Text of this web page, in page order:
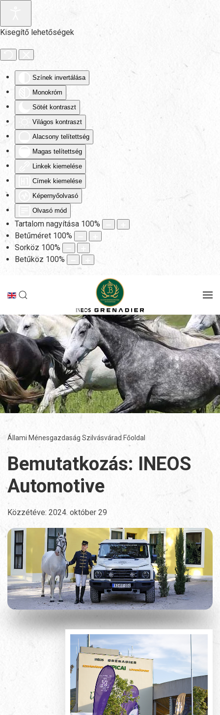
Kisegítő lehetőségek
Színek invertálása
Monokróm
Sötét kontraszt
Világos kontraszt
Alacsony telítettség
Magas telítettség
Linkek kiemelése
Címek kiemelése
Képernyőolvasó
Olvasó mód
Tartalom nagyítása 100%
Betűméret 100%
Sorköz 100%
Betűköz 100%
Fő tartalom átugrása
Állami Ménesgazdaság Szilvásvárad Főoldal
Bemutatkozás: INEOS
Automotive
Közzétéve: 2024. október 29